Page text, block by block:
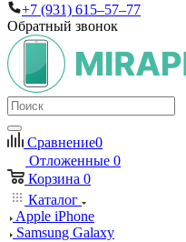
+7 (931) 615‒57‒77
Обратный звонок
Сравнение0
Отложенные 0
Корзина 0
Каталог
Apple iPhone
Samsung Galaxy